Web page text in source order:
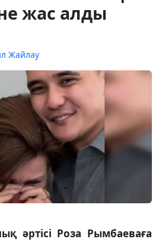
жас алды
Жайлау
әртісі Роза Рымбаеваға